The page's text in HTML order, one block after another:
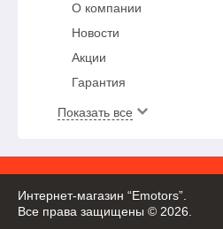
О компании
Новости
Акции
Гарантия
Показать все
Интернет-магазин “Emotors”.
Все права защищены © 2026.